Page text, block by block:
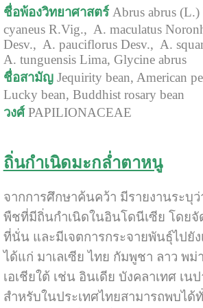
ชื่อพ้องวิทยาศาสตร์Abrus abrus
cyaneus R.Vig., A. maculatus
Desv., A. pauciflorus Desv., A.
A. tunguensis Lima, Glycine abrus
ชื่อสามัญJequirity bean, American
Lucky bean, Buddhist rosary bean
วงศ์PAPILIONACEAE
ถิ่นกำเนิดมะกล่ำตาหนู
จากการศึกษาค้นคว้า มีรายงานระบุว่
พืชที่มีถิ่นกำเนิดในอินโดนีเซีย โดย
ที่นั่น และมีเจตการกระจายพันธุ์ไปยัง
ได้แก่ มาเลเซีย ไทย กัมพูชา ลาว พ
เอเชียใต้ เช่น อินเดีย บังคลาเทศ เน
สำหรับในประเทศไทยสามารถพบได้